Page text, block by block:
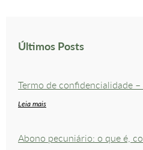
Últimos Posts
Termo de confidencialidade
Leia mais
Abono pecuniário: o que é,